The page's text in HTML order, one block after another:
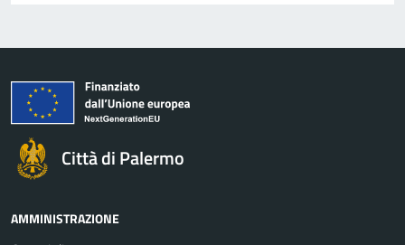
Città di Palermo
AMMINISTRAZIONE